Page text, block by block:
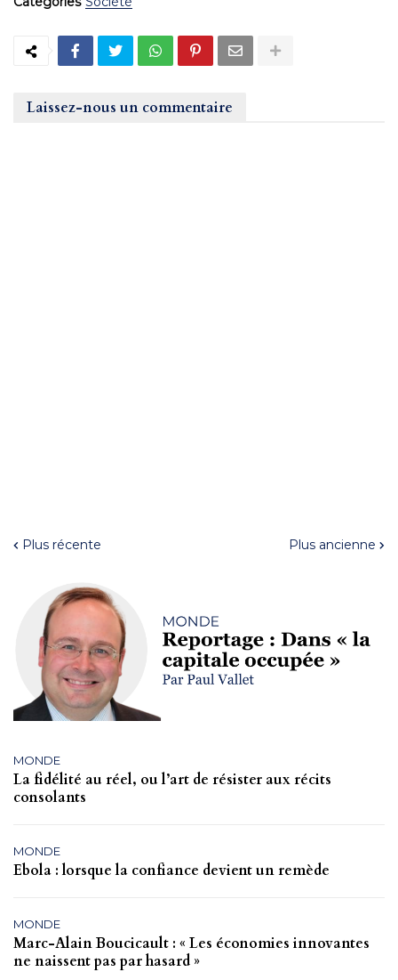
Laissez-nous un commentaire
Plus récente Plus ancienne
MONDE
La fidélité au réel, ou l’art de résister aux récits
consolants
MONDE
Ebola : lorsque la confiance devient un remède
MONDE
Marc-Alain Boucicault : « Les économies innovantes
ne naissent pas par hasard »